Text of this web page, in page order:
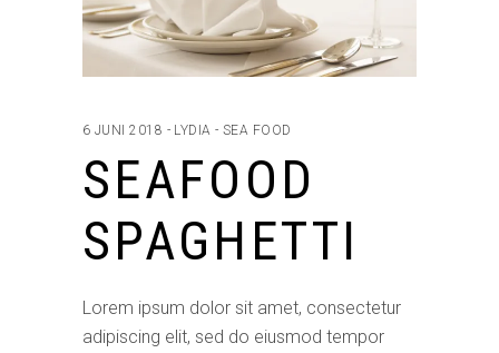
6 JUNI 2018 LYDIA SEA FOOD
SEAFOOD
SPAGHETTI
Lorem ipsum dolor sit amet, consectetur
adipiscing elit, sed do eiusmod tempor